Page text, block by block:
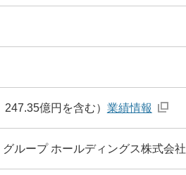
億円を含む） 業績情報
ループ ホールディングス株式会社